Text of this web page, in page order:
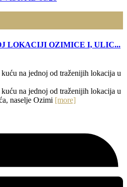
LOKACIJI OZIMICE I, ULIC...
na jednoj od traženijih lokacija u
na jednoj od traženijih lokacija u
naselje Ozimi [more]